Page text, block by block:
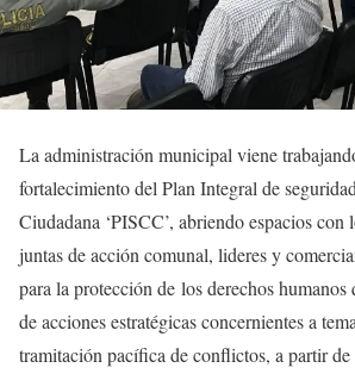
La administración municipal viene
fortalecimiento del Plan Integral de
Ciudadana ‘PISCC’, abriendo espacios con
juntas de acción comunal, lideres y
para la protección de los derechos humanos
de acciones estratégicas concernientes a
tramitación pacífica de conflictos, a partir de